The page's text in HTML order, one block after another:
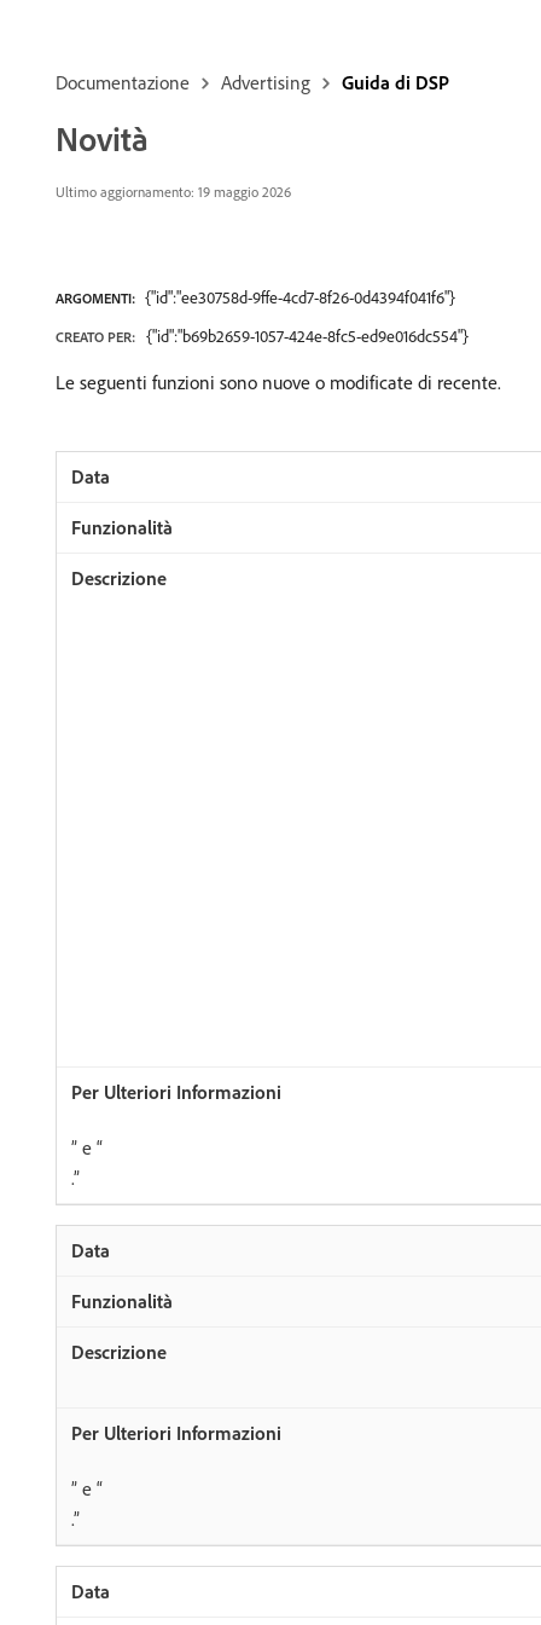
Documentazione Advertising Guida di DSP
Novità
Ultimo aggiornamento: 19 maggio 2026
ARGOMENTI: {"id":"ee30758d-9ffe-4cd7-8f26-0d4394f041f6"}
CREATO PER: {"id":"b69b2659-1057-424e-8fc5-ed9e016dc554"}
Le seguenti funzioni sono nuove o modificate di recente.
” e “
.”
” e “
.”